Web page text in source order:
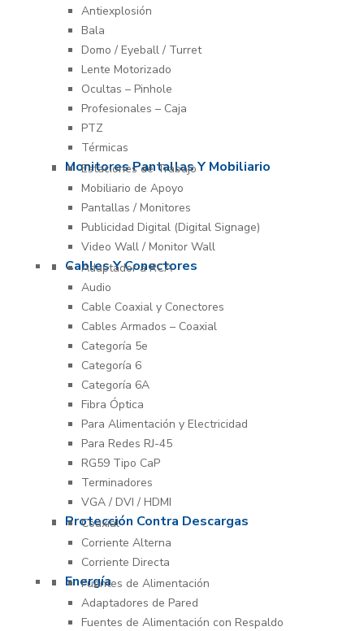
Antiexplosión
Bala
Domo / Eyeball / Turret
Lente Motorizado
Ocultas – Pinhole
Profesionales – Caja
PTZ
Térmicas
Monitores Pantallas Y Mobiliario
Estaciones de Trabajo
Mobiliario de Apoyo
Pantallas / Monitores
Publicidad Digital (Digital Signage)
Video Wall / Monitor Wall
Cables Y Conectores
Adaptador a RCA
Audio
Cable Coaxial y Conectores
Cables Armados – Coaxial
Categoría 5e
Categoría 6
Categoría 6A
Fibra Óptica
Para Alimentación y Electricidad
Para Redes RJ-45
RG59 Tipo CaP
Terminadores
VGA / DVI / HDMI
Protección Contra Descargas
Coaxial
Corriente Alterna
Corriente Directa
Energía
Fuentes de Alimentación
Adaptadores de Pared
Fuentes de Alimentación con Respaldo